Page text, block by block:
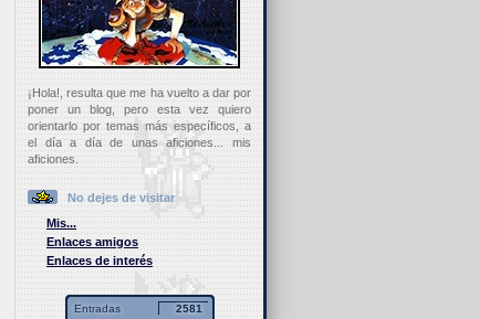
¡Hola!, resulta que me ha vuelto a dar por
poner un blog, pero esta vez quiero
orientarlo por temas más específicos, a
el día a día de unas aficiones... mis
aficiones.
No dejes de visitar
Mis...
Enlaces amigos
Enlaces de interés
Entradas 2581